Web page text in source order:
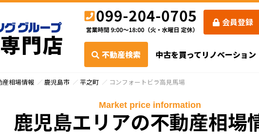
会員登録
不動産検索 中古を買ってリノベーション
産相場情報 鹿児島市 平之町 コンフォートビラ高見馬場
鹿児島エリアの不動産相場
Market price information